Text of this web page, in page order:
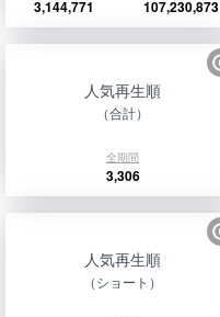
3,144,771 107,230,873
人気再生順
（合計）
全期間
3,306
人気再生順
（ショート）